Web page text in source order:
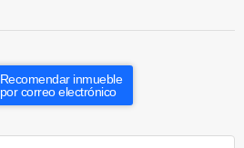
Recomendar inmueble
por correo electrónico